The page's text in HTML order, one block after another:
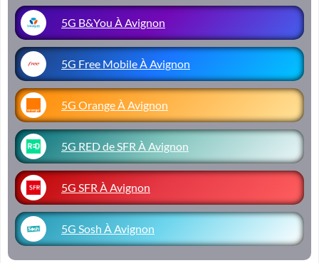
5G B&You À Avignon
5G Free Mobile À Avignon
5G Orange À Avignon
5G RED de SFR À Avignon
5G SFR À Avignon
5G Sosh À Avignon